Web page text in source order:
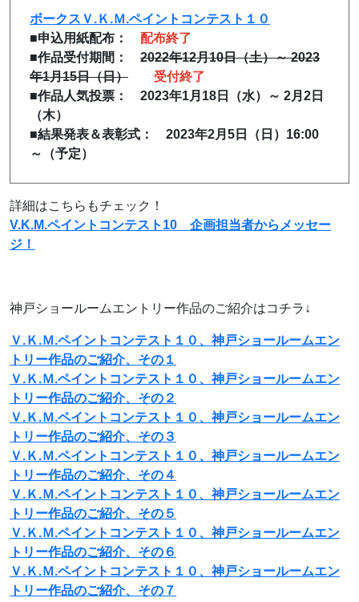
ボークスＶ.Ｋ.Ｍ.ペイントコンテスト１０
■申込用紙配布： 配布終了
■作品受付期間： 2022年12月10日（土）～ 2023
年1月15日（日）
受付終了
■作品人気投票： 2023年1月18日（水）～ 2月2日
（木）
■結果発表＆表彰式： 2023年2月5日（日）16:00
～（予定）
詳細はこちらもチェック！
V.K.M.ペイントコンテスト10 企画担当者からメッセー
ジ！
神戸ショールームエントリー作品のご紹介はコチラ↓
Ｖ.Ｋ.Ｍ.ペイントコンテスト１０、神戸ショールームエン
トリー作品のご紹介、その１
Ｖ.Ｋ.Ｍ.ペイントコンテスト１０、神戸ショールームエン
トリー作品のご紹介、その２
Ｖ.Ｋ.Ｍ.ペイントコンテスト１０、神戸ショールームエン
トリー作品のご紹介、その３
Ｖ.Ｋ.Ｍ.ペイントコンテスト１０、神戸ショールームエン
トリー作品のご紹介、その４
Ｖ.Ｋ.Ｍ.ペイントコンテスト１０、神戸ショールームエン
トリー作品のご紹介、その５
Ｖ.Ｋ.Ｍ.ペイントコンテスト１０、神戸ショールームエン
トリー作品のご紹介、その６
Ｖ.Ｋ.Ｍ.ペイントコンテスト１０、神戸ショールームエン
トリー作品のご紹介、その７